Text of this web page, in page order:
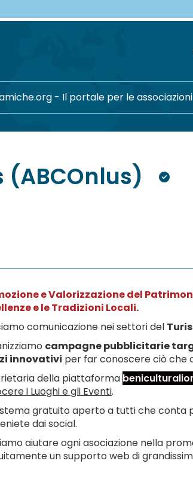
- Il portale per le associazioni
(ABCOnlus)
e Valorizzazione del
e le Tradizioni Locali.
comunicazione nei settori del
campagne pubblicitarie
innovativi per far conoscere ciò che
della piattaforma
i Luoghi e gli Eventi.
gratuito aperto a tutti che conta
dai social.
aiutare ogni asociazione nella
un supporto web di